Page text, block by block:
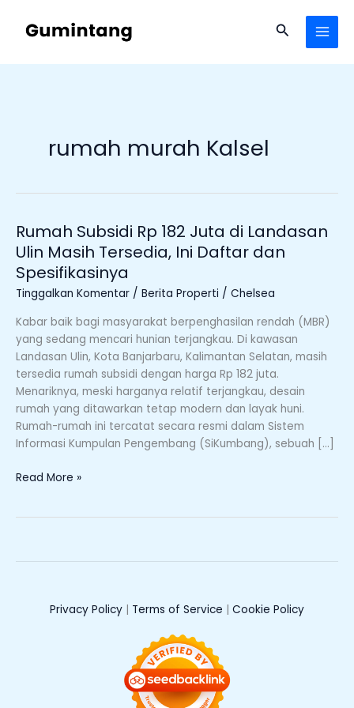
konten
Cari
rumah murah Kalsel
Rumah Subsidi Rp 182 Juta di Landasan
Ulin Masih Tersedia, Ini Daftar dan
Spesifikasinya
Tinggalkan Komentar / Berita Properti / Chelsea
Kabar baik bagi masyarakat berpenghasilan rendah (MBR)
yang sedang mencari hunian terjangkau. Di kawasan
Landasan Ulin, Kota Banjarbaru, Kalimantan Selatan, masih
tersedia rumah subsidi dengan harga Rp 182 juta.
Menariknya, meski harganya relatif terjangkau, desain
rumah yang ditawarkan tetap modern dan layak huni.
Rumah-rumah ini tercatat secara resmi dalam Sistem
Informasi Kumpulan Pengembang (SiKumbang), sebuah […]
Rumah
Subsidi
182
Juta
di
Landasan
Ulin
Masih
Tersedia,
Daftar
dan
Read More »
Privacy Policy | Terms of Service | Cookie Policy